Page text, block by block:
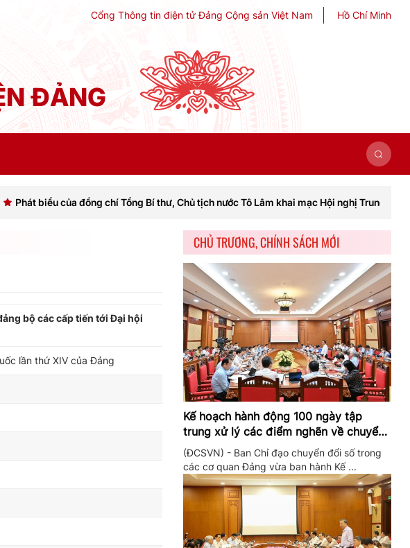
Cổng Thông tin điện tử Đảng Cộng sản Việt Nam Hồ Chí Minh
ĐẢNG
của đồng chí Tổng Bí thư, Chủ tịch nước Tô Lâm khai mạc Hội nghị Trung ương lần thứ ba
bộ các cấp tiến tới Đại hội
lần thứ XIV của Đảng
CHỦ TRƯƠNG, CHÍNH SÁCH MỚI
Kế hoạch hành động 100 ngày tập
trung xử lý các điểm nghẽn về chuyển
đổi số trong các cơ quan Đảng
(ĐCSVN) - Ban Chỉ đạo chuyển đổi số trong
các cơ quan Đảng vừa ban hành Kế ...